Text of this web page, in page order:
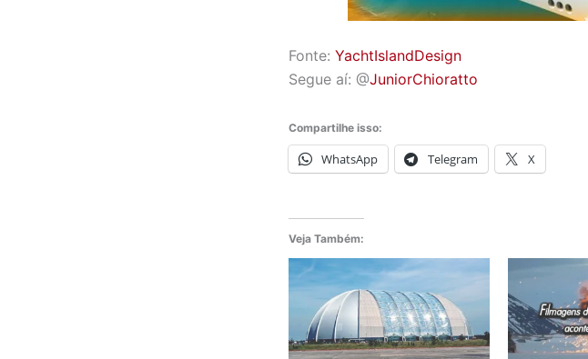
Fonte: YachtIslandDesign
Segue aí: @JuniorChioratto
Compartilhe isso:
WhatsApp Telegram X
Veja Também: